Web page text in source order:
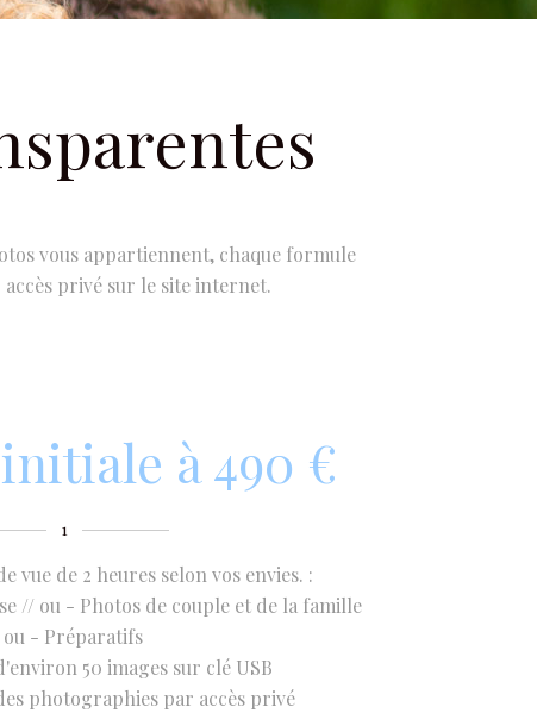
vous appartiennent, chaque formule
privé sur le site internet.
à 490 €
1
vue de 2 heures selon vos envies. :
// ou - Photos de couple et de la famille
- Préparatifs
50 images sur clé USB
photographies par accès privé